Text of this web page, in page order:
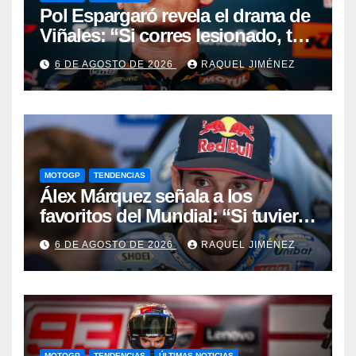
Pol Espargaró revela el drama de
Viñales: “Si corres lesionado, te
juzgan; si no corres,
desapareces”
6 DE AGOSTO DE 2026 RAQUEL JIMÉNEZ
MOTOGP TENDENCIAS
Álex Márquez señala a los
favoritos del Mundial: “Si tuviera
que apostar mi dinero, ya sabéis
por quién sería”
6 DE AGOSTO DE 2026 RAQUEL JIMÉNEZ